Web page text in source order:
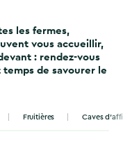
les fermes,
vous accueillir,
: rendez-vous
de savourer le
Fruitières Caves